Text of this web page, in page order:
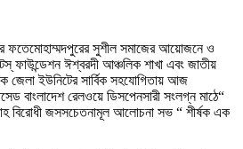
ফতেমোহাম্মদপুরের সুশীল সমাজের আয়োজনে ও
ফাউন্ডেশন ঈশ্বরদী আঞ্চলিক শাখা এবং জাতীয়
জেলা ইউনিটের সার্বিক সহযোগিতায় আজ
বাংলাদেশ রেলওয়ে ডিসপেনসারী সংলগ্ন মাঠে“
বিরোধী জসসচেতনামূল আলোচনা সভ “ শীর্ষক এক